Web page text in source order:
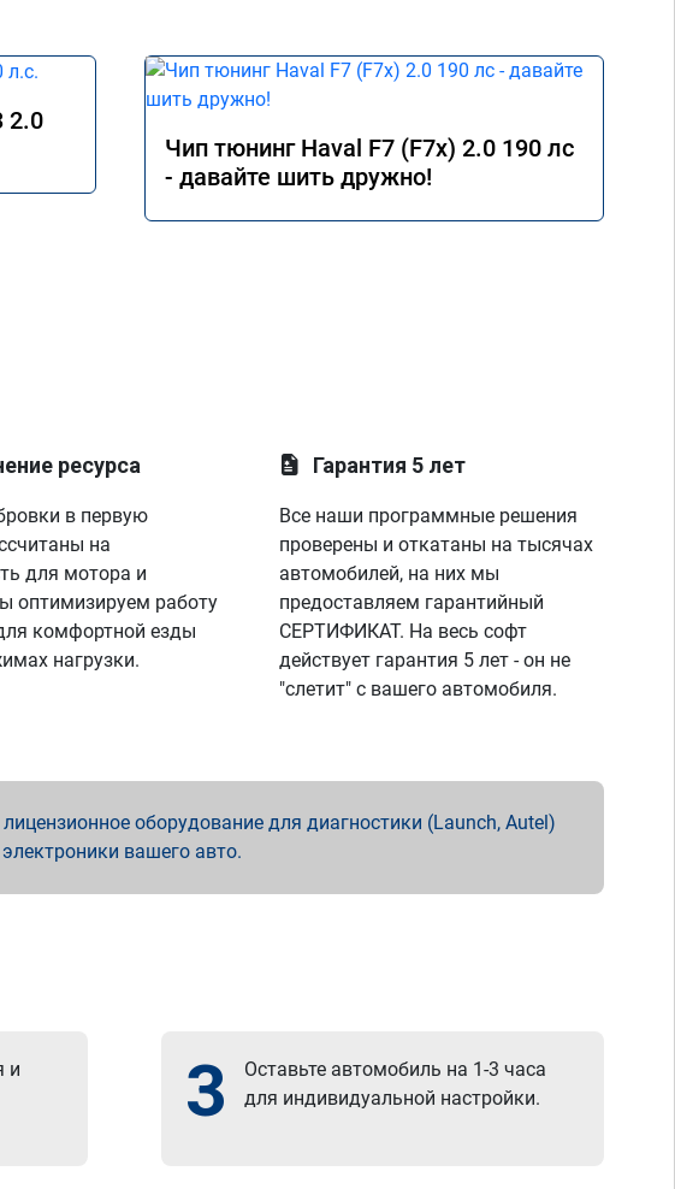
2.0
Чип тюнинг Haval F7 (F7x) 2.0 190 лс
- давайте шить дружно!
ресурса
в первую
на
для мотора и
оптимизируем работу
комфортной езды
нагрузки.
Гарантия 5 лет
Все наши программные решения
проверены и откатаны на тысячах
автомобилей, на них мы
предоставляем гарантийный
СЕРТИФИКАТ. На весь софт
действует гарантия 5 лет - он не
"слетит" с вашего автомобиля.
оборудование для диагностики (Launch, Autel)
вашего авто.
и
3
Оставьте автомобиль на 1-3 часа
для индивидуальной настройки.